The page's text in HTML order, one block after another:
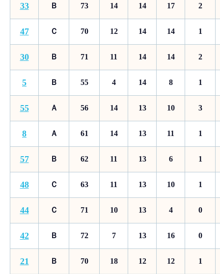
33 Ｂ 73 14 14 17 2
47 Ｃ 70 12 14 14 1
30 Ｂ 71 11 14 14 2
5 Ｂ 55 4 14 8 1
55 Ａ 56 14 13 10 3
8 Ａ 61 14 13 11 1
57 Ｂ 62 11 13 6 1
48 Ｃ 63 11 13 10 1
44 Ｃ 71 10 13 4 0
42 Ｂ 72 7 13 16 0
21 Ｂ 70 18 12 12 1